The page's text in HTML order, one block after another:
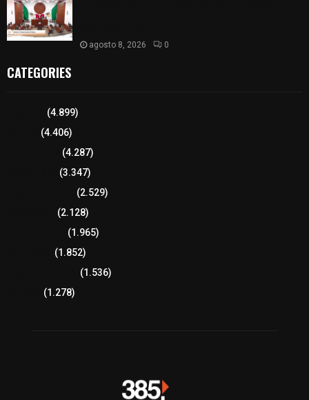
agosto 8, 2026 0
CATEGORIES
(4.899)
(4.406)
(4.287)
(3.347)
(2.529)
(2.128)
(1.965)
(1.852)
(1.536)
(1.278)